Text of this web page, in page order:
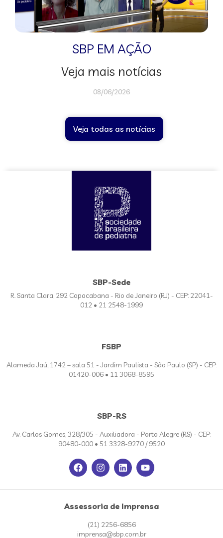
SBP EM AÇÃO
Veja mais notícias
08/06/2026
Veja todas as notícias
SBP-Sede
R. Santa Clara, 292 Copacabana - Rio de Janeiro (RJ) - CEP: 22041-
012 • 21 2548-1999
FSBP
Alameda Jaú, 1742 – sala 51 - Jardim Paulista - São Paulo (SP) - CEP:
01420-006 • 11 3068-8595
SBP-RS
Av. Carlos Gomes, 328/305 - Auxiliadora - Porto Alegre (RS) - CEP:
90480-000 • 51 3328-9270 / 9520
Assessoria de Imprensa
(21) 2256-6856
imprensa@sbp.com.br